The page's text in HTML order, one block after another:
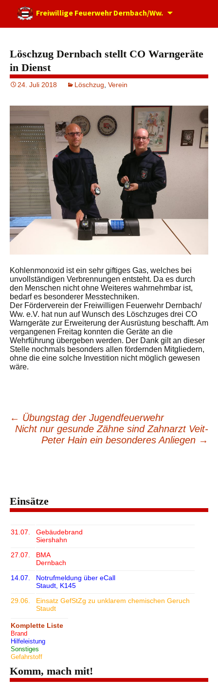
Freiwillige Feuerwehr Dernbach/Ww.
Löschzug Dernbach stellt CO Warngeräte
in Dienst
24. Juli 2018 Löschzug Verein
Kohlenmonoxid ist ein sehr giftiges Gas, welches bei
unvollständigen Verbrennungen entsteht. Da es durch
den Menschen nicht ohne Weiteres wahrnehmbar ist,
bedarf es besonderer Messtechniken.
Der Förderverein der Freiwilligen Feuerwehr Dernbach/
Ww. e.V. hat nun auf Wunsch des Löschzuges drei CO
Warngeräte zur Erweiterung der Ausrüstung beschafft. Am
vergangenen Freitag konnten die Geräte an die
Wehrführung übergeben werden. Der Dank gilt an dieser
Stelle nochmals besonders allen fördernden Mitgliedern,
ohne die eine solche Investition nicht möglich gewesen
wäre.
Beitragsnavigation
← Übungstag der Jugendfeuerwehr
Nicht nur gesunde Zähne sind Zahnarzt Veit-
Peter Hain ein besonderes Anliegen →
Einsätze
31.07.
Gebäudebrand
Siershahn
27.07.
BMA
Dernbach
14.07.
Notrufmeldung über eCall
Staudt, K145
29.06.
Einsatz GefStZg zu unklarem chemischen Geruch
Staudt
Komplette Liste
Brand
Hilfeleistung
Sonstiges
Gefahrstoff
Komm, mach mit!